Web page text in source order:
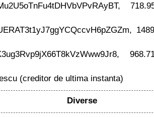
(creditor de ultima instanta)
Diverse